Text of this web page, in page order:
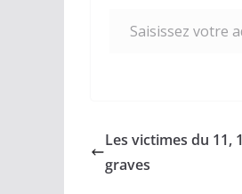
Les victimes du 11,
graves